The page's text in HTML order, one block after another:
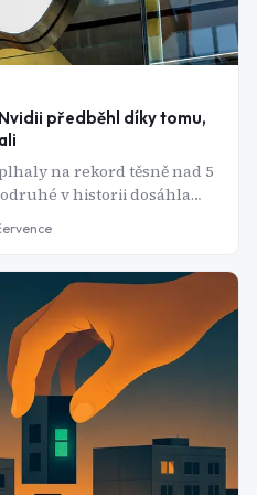
předběhl díky tomu,
na rekord těsně nad 5
v historii dosáhla
o titul nejhodnotnější